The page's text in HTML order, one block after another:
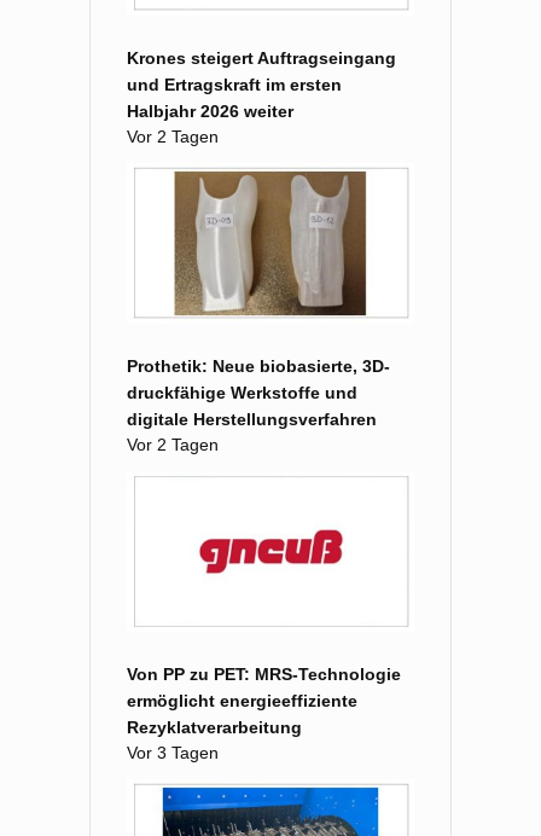
Krones steigert Auftragseingang
und Ertragskraft im ersten
Halbjahr 2026 weiter
Vor 2 Tagen
Prothetik: Neue biobasierte, 3D-
druckfähige Werkstoffe und
digitale Herstellungsverfahren
Vor 2 Tagen
Von PP zu PET: MRS-Technologie
ermöglicht energieeffiziente
Rezyklatverarbeitung
Vor 3 Tagen